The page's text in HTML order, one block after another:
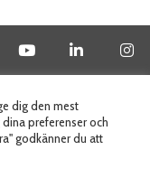
dig den mest
preferenser och
godkänner du att